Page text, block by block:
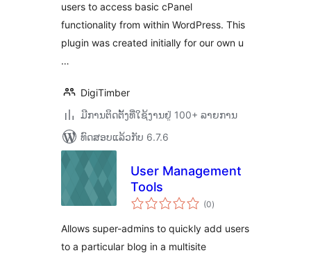
users to access basic cPanel
functionality from within WordPress. This
plugin was created initially for our own u
…
DigiTimber
ມີການຕິດຕັ້ງທີ່ໃຊ້ງານຢູ່ 100+ ລາຍການ
ທົດສອບແລ້ວກັບ 6.7.6
User Management
Tools
(0ຄະແນນ
ທັງໝົດ
)
Allows super-admins to quickly add users
to a particular blog in a multisite